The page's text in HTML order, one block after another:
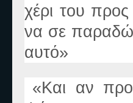
χέρι του
να σε
αυτό»
«Και αν